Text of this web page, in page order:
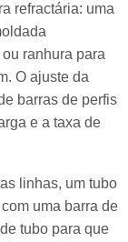
refractária: uma
ranhura para
O ajuste da
barras de perfis
e a taxa de
linhas, um tubo
uma barra de
tubo para que